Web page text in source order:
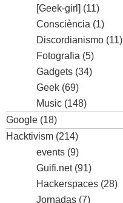
[Geek-girl] (11)
Consciència (1)
Discordianismo (11)
Fotografia (5)
Gadgets (34)
Geek (69)
Music (148)
Google (18)
Hacktivism (214)
events (9)
Guifi.net(91)
Hackerspaces (28)
Jornadas (7)